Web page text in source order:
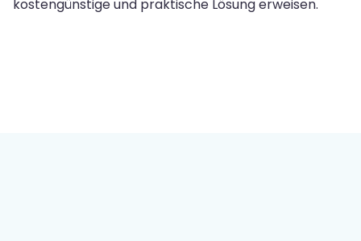
kostengünstige und praktische Lösung erweisen.